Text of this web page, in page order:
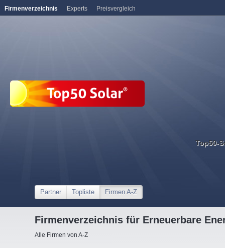
Top50-
Partner Topliste Firmen A-Z
Firmenverzeichnis für Erneuerbare
Alle Firmen von A-Z
Firmenverzeichnis Experts Preisvergleich